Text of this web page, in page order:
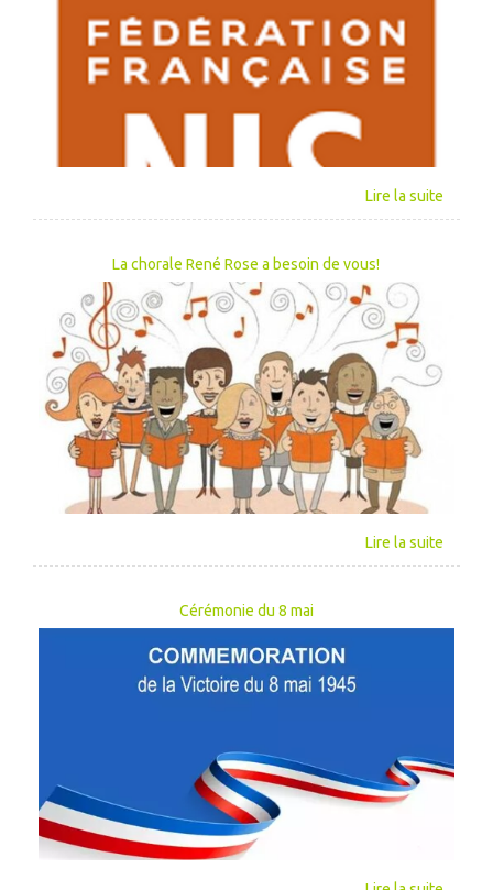
La chorale René Rose a besoin de vous!
Cérémonie du 8 mai